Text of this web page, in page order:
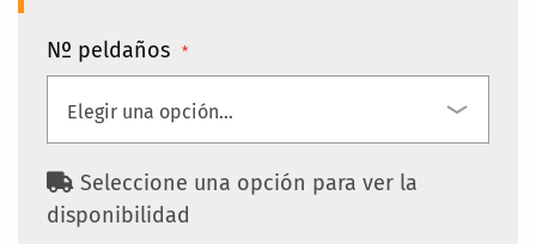
Nº peldaños
Seleccione una opción para ver la
disponibilidad